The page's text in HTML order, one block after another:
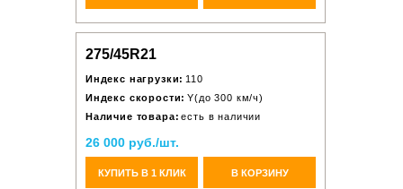
275/45R21
Индекс нагрузки: 110
Индекс скорости: Y(до 300 км/ч)
Наличие товара: есть в наличии
26 000 руб./шт.
КУПИТЬ В 1 КЛИК В КОРЗИНУ